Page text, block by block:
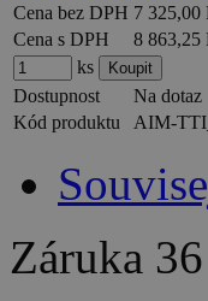
Cena bez DPH 7 325,00
Cena s DPH
8 863,25
ks
Dostupnost
Na dotaz
Kód produktu
AIM-
Záruka